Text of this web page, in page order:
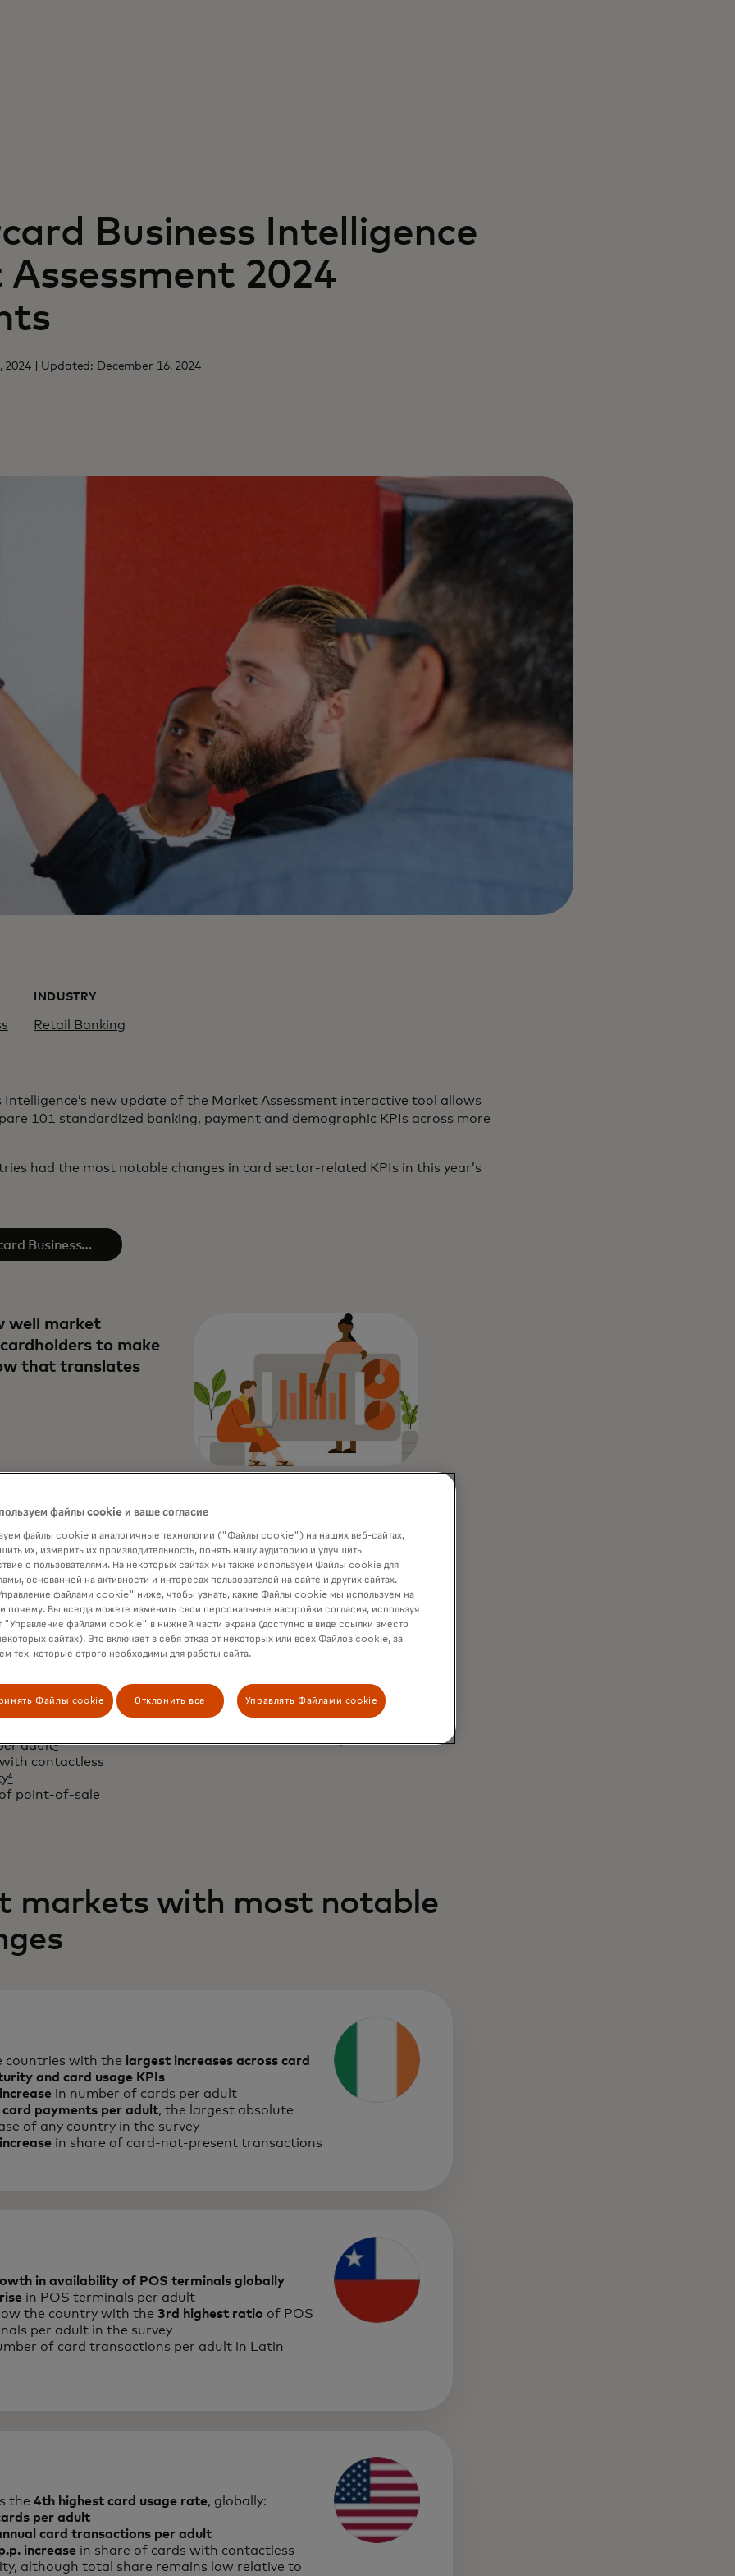
Business Intelligence​
Assessment 2024
2024 | Updated: December 16, 2024
INDUSTRY
Retail Banking
Intelligence​’s new update of the Market Assessment interactive tool allows
101 standardized banking, payment and demographic KPIs across more
had the most notable changes in card sector-related KPIs in this year’s
Business
well market
to make
that translates
indicators
of banking
and cards
adult³
contactless
⁴
point-of-sale
# of card payments per adult
markets with most notable
countries with the largest increases across card
and card usage KPIs
in number of cards per adult
card payments per adult, the largest absolute
of any country in the survey
in share of card-not-present transactions
in availability of POS terminals globally
in POS terminals per adult
the country with the 3rd highest ratio of POS
per adult in the survey
of card transactions per adult in Latin
the 4th highest card usage rate, globally:
per adult
card transactions per adult
increasein share of cards with contactless
although total share remains low relative to
файлы cookie и ваше согласие
файлы cookie и аналогичные технологии ("Файлы cookie") на наших веб-сайтах,
их, измерить их производительность, понять нашу аудиторию и улучшить
с пользователями. На некоторых сайтах мы также используем Файлы cookie для
основанной на активности и интересах пользователей на сайте и других сайтах.
файлами cookie" ниже, чтобы узнать, какие Файлы cookie мы используем на
почему. Вы всегда можете изменить свои персональные настройки согласия, используя
"Управление файлами cookie" в нижней части экрана (доступно в виде ссылки вместо
сайтах). Это включает в себя отказ от некоторых или всех Файлов cookie, за
тех, которые строго необходимы для работы сайта.
Файлы cookie Отклонить все Управлять Файлами cookie